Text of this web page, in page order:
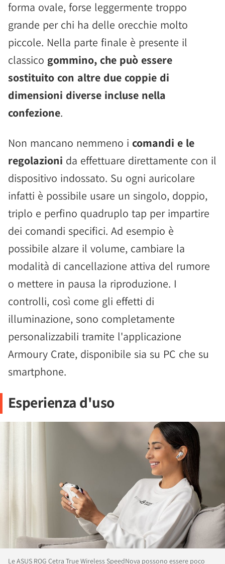
forma ovale, forse leggermente troppo
grande per chi ha delle orecchie molto
piccole. Nella parte finale è presente il
classico gommino, che può essere
sostituito con altre due coppie di
dimensioni diverse incluse nella
confezione.
Non mancano nemmeno i comandi e le
regolazioni da effettuare direttamente con il
dispositivo indossato. Su ogni auricolare
infatti è possibile usare un singolo, doppio,
triplo e perfino quadruplo tap per impartire
dei comandi specifici. Ad esempio è
possibile alzare il volume, cambiare la
modalità di cancellazione attiva del rumore
o mettere in pausa la riproduzione. I
controlli, così come gli effetti di
illuminazione, sono completamente
personalizzabili tramite l'applicazione
Armoury Crate, disponibile sia su PC che su
smartphone.
Esperienza d'uso
Le ASUS ROG Cetra True Wireless SpeedNova possono essere poco